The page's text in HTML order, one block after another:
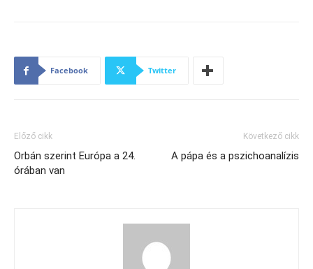
Facebook Twitter
Előző cikk
Orbán szerint Európa a 24.
órában van
Következő cikk
A pápa és a pszichoanalízis